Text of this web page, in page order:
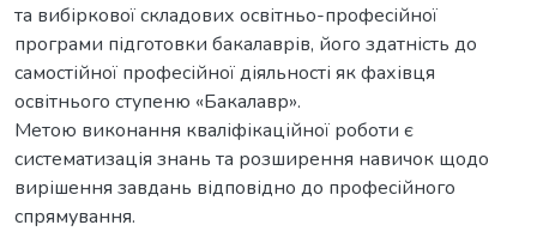
та вибіркової складових освітньо-професійної
програми підготовки бакалаврів, його здатність до
самостійної професійної діяльності як фахівця
освітнього ступеню «Бакалавр».
Метою виконання кваліфікаційної роботи є
систематизація знань та розширення навичок щодо
вирішення завдань відповідно до професійного
спрямування.